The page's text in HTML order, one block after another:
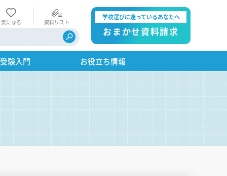
気になる 資料リスト
学校選びに迷っているあなたへ
おまかせ資料請求
験入門 お役立ち情報